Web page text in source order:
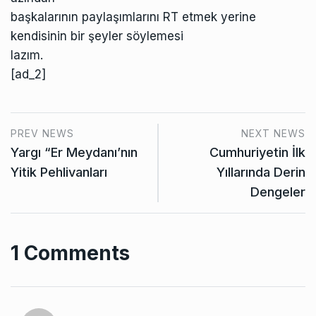
başkalarının paylaşımlarını RT etmek yerine
kendisinin bir şeyler söylemesi
lazım.
[ad_2]
PREV NEWS
Yargı “Er Meydanı’nın
Yitik Pehlivanları
NEXT NEWS
Cumhuriyetin İlk
Yıllarında Derin
Dengeler
1 Comments